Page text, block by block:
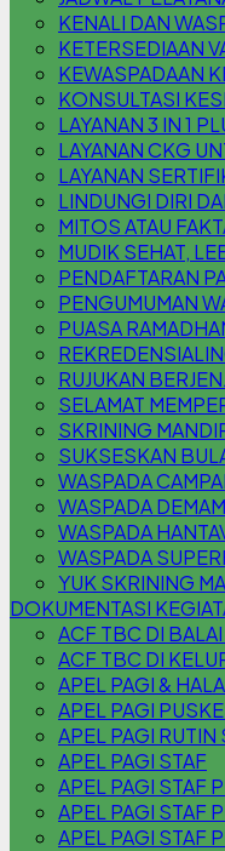
KENALI DAN
KETERSEDIAAN
KEWASPADAAN
KONSULTASI
LAYANAN 3 IN 1
LAYANAN CKG
LAYANAN
LINDUNGI DIRI
MITOS ATAU
MUDIK SEHAT,
PENDAFTARAN
PENGUMUMAN
PUASA
RUJUKAN
SELAMAT
SKRINING
SUKSESKAN
WASPADA
WASPADA
WASPADA
WASPADA
YUK SKRINING
DOKUMENTASI
ACF TBC DI
ACF TBC DI
APEL PAGI &
APEL PAGI
APEL PAGI
APEL PAGI STAF
APEL PAGI STAF
APEL PAGI STAF
APEL PAGI STAF